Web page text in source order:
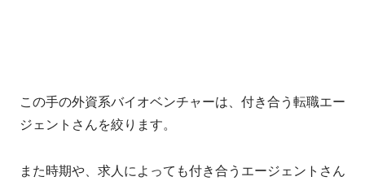
この手の外資系バイオベンチャーは、付き合う転職エー
ジェントさんを絞ります。
また時期や、求人によっても付き合うエージェントさん